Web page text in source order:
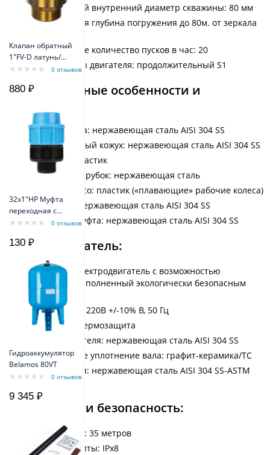
Клапан обратный
1"FV-D латунь/
внеш резьба0 отзывов
880 ₽
32х1"НР Муфта
переходная с
наружной
0 отзывов
130 ₽
Гидроаккумулятор
Belamos 80VT
0 отзывов
9 345 ₽
Минимальный внутренний диаметр скважины: 80 мм
Максимальная глубина погружения до 80м. от зеркала
Максимальное количество пусков в час: 20
Режим работы двигателя: продолжительный S1
Конструктивные особенности и
Корпус насоса: нержавеющая сталь AISI 304 SS
Нагнетательный кожух: нержавеющая сталь AISI 304 SS
Диффузор: пластик
Выходной патрубок: нержавеющая сталь
Рабочее колесо: пластик («плавающие» рабочие колеса)
Вал насоса: нержавеющая сталь AISI 304 SS
Приводная муфта: нержавеющая сталь AISI 304 SS
Электродвигатель:
Погружной электродвигатель с возможностью
перемотки, заполненный экологически безопасным
маслом
Однофазный: 220В +/-10% В, 50 Гц
Встроенная термозащита
Корпус двигателя: нержавеющая сталь AISI 304 SS
Механическое уплотнение вала: графит-керамика/TC
Вал двигателя: нержавеющая сталь AISI 304 SS-ASTM
Исполнение и безопасность:
Длина кабеля: 35 метров
Степень защиты: IPx8